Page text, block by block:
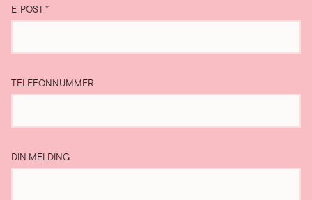
E-POST*
TELEFONNUMMER
DIN MELDING